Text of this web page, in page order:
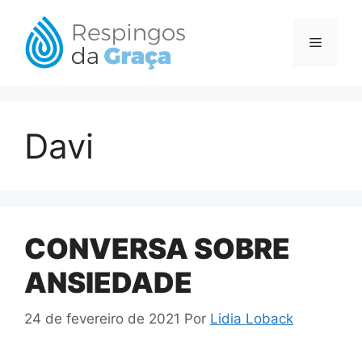
conteúdo
Menu
Davi
CONVERSA SOBRE
ANSIEDADE
24 de fevereiro de 2021 Por Lidia Loback